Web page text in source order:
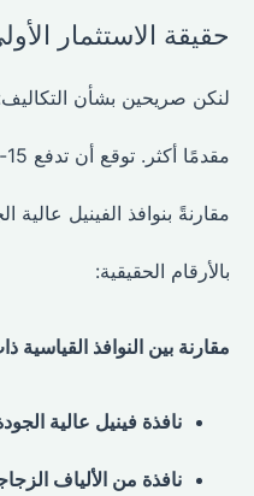
حقيقة الاستثمار الأولي
لنكن صريحين بشأن التكاليف:
مقارنةً بنوافذ الفينيل عالية
بالأرقام الحقيقية:
مقارنة بين النوافذ القياسية ذات
نافذة فينيل عالية الجودة:
نافذة من الألياف